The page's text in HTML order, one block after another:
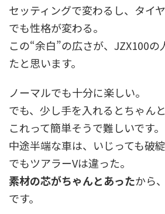
セッティングで変わるし、タイ
でも性格が変わる。
この“余白”の広さが、JZX100の
たと思います。
ノーマルでも十分に楽しい。
でも、少し手を入れるとちゃんと
これって簡単そうで難しいです。
中途半端な車は、いじっても破綻
でもツアラーVは違った。
素材の芯がちゃんとあったから
です。